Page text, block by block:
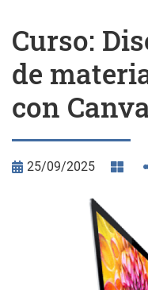
Curso:
de
con
25/09/2025